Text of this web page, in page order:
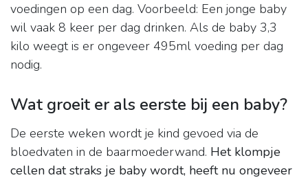
voedingen op een dag. Voorbeeld: Een jonge baby
wil vaak 8 keer per dag drinken. Als de baby 3,3
kilo weegt is er ongeveer 495ml voeding per dag
nodig.
Wat groeit er als eerste bij een baby?
De eerste weken wordt je kind gevoed via de
bloedvaten in de baarmoederwand. Het klompje
cellen dat straks je baby wordt, heeft nu ongeveer